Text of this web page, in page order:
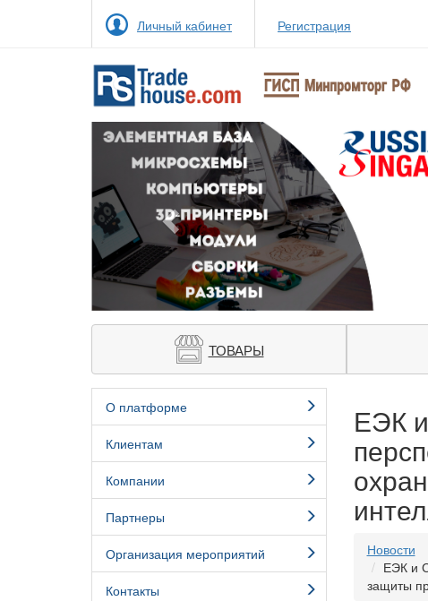
Личный кабинет Регистрация
Previous
ТОВАРЫ
О платформе
Клиентам
Компании
Партнеры
Организация мероприятий
Контакты
ЕЭК
Новости
ЕЭК и
защиты